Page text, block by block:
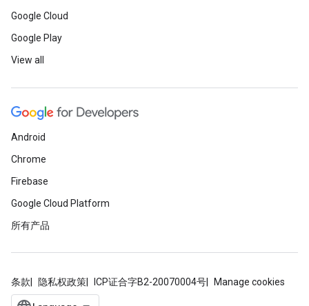
Google Cloud
Google Play
View all
Android
Chrome
Firebase
Google Cloud Platform
所有产品
条款 隐私权政策 ICP证合字B2-20070004号 Manage cookies